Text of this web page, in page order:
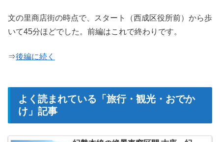
文の里商店街の時点で、スタート（西成区役所前）から歩
いて45分ほどでした。前編はこれで終わりです。
⇒後編に続く
よく読まれている「旅行・観光・おでか
け」記事